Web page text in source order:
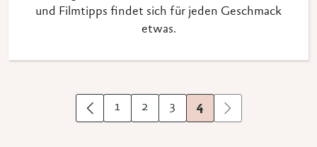
und Filmtipps findet sich für jeden Geschmack
etwas.
Vorherige
1 2 3 4
Nächste